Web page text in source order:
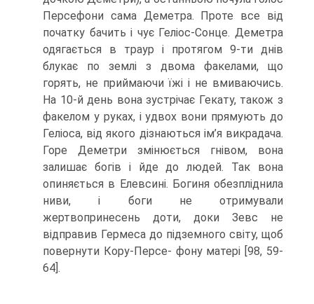
Персефони сама Деметра. Проте все від
початку бачить і чує Геліос-Сонце. Деметра
одягається в траур і протягом 9-ти днів
блукає по землі з двома факелами, що
горять, не приймаючи їжі і не вмиваючись.
На 10-й день вона зустрічає Гекату, також з
факелом у руках, і удвох вони прямують до
Геліоса, від якого дізнаються ім’я викрадача.
Горе Демет­ри змінюється гнівом, вона
залишає богів і йде до людей. Так вона
опиняється в Елевсині. Богиня обезпліднила
ниви, і боги не отримували
жертвопринесень доти, доки Зевс не
відправив Гермеса до підземного світу, щоб
повернути Кору-Персе- фону матері [98, 59-
64].